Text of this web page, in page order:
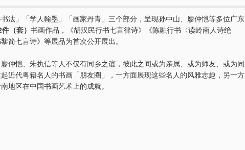
法」「学人翰墨」「画家丹青」三个部分，呈现孙中山、廖仲恺等多位广东
（套） 书画作品，《胡汉民行书七言律诗》《陈融行书〈读岭南人诗绝
简七言诗》等展品为首次公开展出。
仲恺、朱执信等人不仅有同乡之谊，彼此之间或为亲属、或为师友、或为同
近代粤籍名人的书画「朋友圈」，一方面展现这些名人的风雅志趣，另一方
地区在中国书画艺术上的成就。